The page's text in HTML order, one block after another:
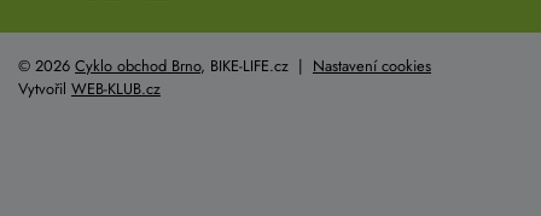
© 2026 Cyklo obchod Brno, BIKE-LIFE.cz | Nastavení cookies
Vytvořil WEB-KLUB.cz